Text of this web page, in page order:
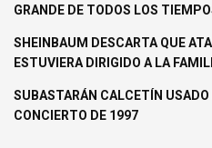
GRANDE DE TODOS LOS
SHEINBAUM DESCARTA QUE
ESTUVIERA DIRIGIDO A LA
SUBASTARÁN CALCETÍN
CONCIERTO DE 1997